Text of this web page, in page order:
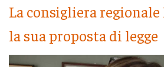
La consigliera regionale
la sua proposta di legge